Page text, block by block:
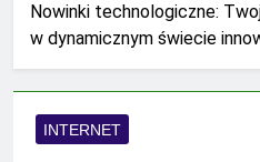
Nowinki technologiczne:
w dynamicznym świecie
INTERNET